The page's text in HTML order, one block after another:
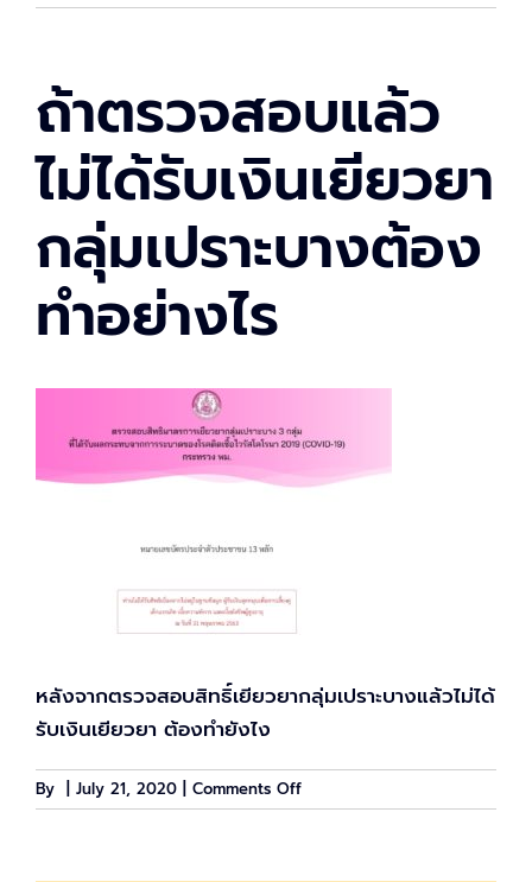
ถ้าตรวจสอบแล้ว
ไม่ได้รับเงินเยียวยา
กลุ่มเปราะบางต้อง
ทำอย่างไร
หลังจากตรวจสอบสิทธิ์เยียวยากลุ่มเปราะบางแล้วไม่ได้
รับเงินเยียวยา ต้องทำยังไง
By July 21, 2020 Comments Offon
ถ้า